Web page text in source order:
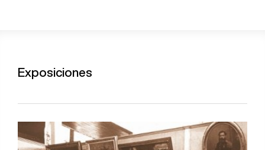
Exposiciones